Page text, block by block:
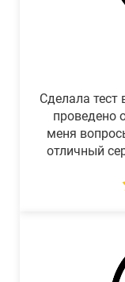
Сделала тест
проведено
меня
отличный